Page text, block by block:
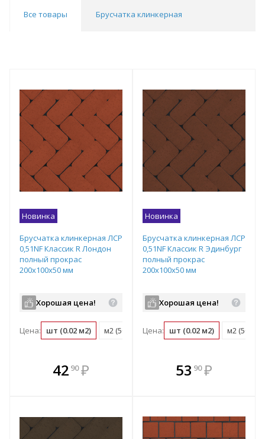
Все товары Брусчатка клинкерная
Новинка
Брусчатка клинкерная ЛСР
0,51NF Классик R Лондон
полный прокрас
200х100х50 мм
Хорошая цена!
Цена: шт (0.02 м2) м2 (50 шт) поддон (540 шт)
42 90 ₽
В комплекте
всегда выгоднее!
Новинка
Брусчатка клинкерная ЛСР
0,51NF Классик R Эдинбург
полный прокрас
200х100х50 мм
Хорошая цена!
Цена: шт (0.02 м2) м2 (50 шт)
В комплекте
всегда выгоднее!
53 90 ₽